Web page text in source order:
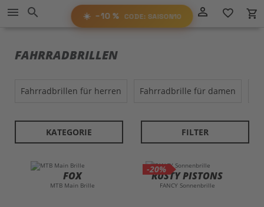
−10%RABATTAUF ALLES!
☀️ −10 % CODE: SAISON10
Direkt
zum
Inhalt
person_outline favorite_border local_grocery_store
menu search
FAHRRADBRILLEN
fahrradbrillen für herren fahrradbrille für damen
KATEGORIE FILTER
FOX
MTB Main Brille
-20%
RUSTY PISTONS
FANCY Sonnenbrille